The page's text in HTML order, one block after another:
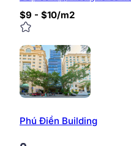
$9 - $10/m2
Phú Điền Building